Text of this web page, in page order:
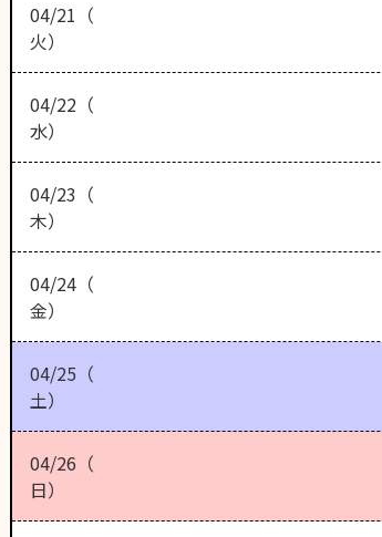
04/21（
火）
04/22（
水）
04/23（
木）
04/24（
金）
04/25（
土）
04/26（
日）